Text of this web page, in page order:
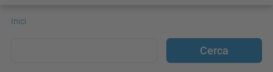
Inici